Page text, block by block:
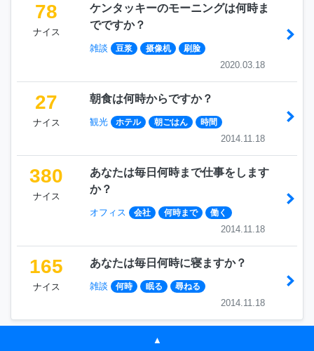
78
ナイス
ケンタッキーのモーニングは何時ま
でですか？
雑談 豆浆 摄像机 刷脸
2020.03.18
27
ナイス
朝食は何時からですか？
観光 ホテル 朝ごはん 時間
2014.11.18
380
ナイス
あなたは毎日何時まで仕事をします
か？
オフィス 会社 何時まで 働く
2014.11.18
165
ナイス
あなたは毎日何時に寝ますか？
雑談 何時 眠る 尋ねる
2014.11.18
▲